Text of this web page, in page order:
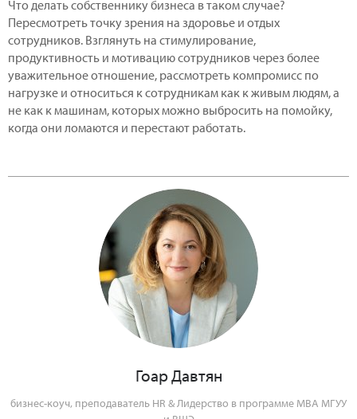
Что делать собственнику бизнеса в таком случае?
Пересмотреть точку зрения на здоровье и отдых
сотрудников. Взглянуть на стимулирование,
продуктивность и мотивацию сотрудников через более
уважительное отношение, рассмотреть компромисс по
нагрузке и относиться к сотрудникам как к живым людям, а
не как к машинам, которых можно выбросить на помойку,
когда они ломаются и перестают работать.
Гоар Давтян
бизнес-коуч, преподаватель HR & Лидерство в программе МВА МГУУ